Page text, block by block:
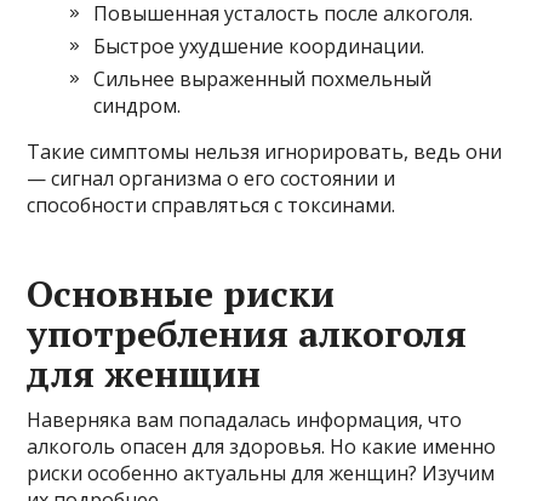
Повышенная усталость после алкоголя.
Быстрое ухудшение координации.
Сильнее выраженный похмельный
синдром.
Такие симптомы нельзя игнорировать, ведь они
— сигнал организма о его состоянии и
способности справляться с токсинами.
Основные риски
употребления алкоголя
для женщин
Наверняка вам попадалась информация, что
алкоголь опасен для здоровья. Но какие именно
риски особенно актуальны для женщин? Изучим